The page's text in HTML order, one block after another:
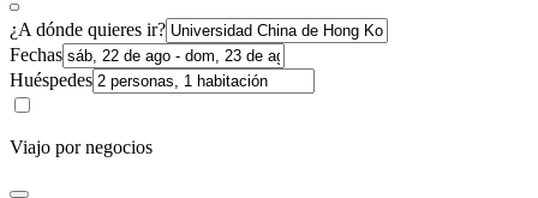
¿A dónde quieres ir?
Fechas
Huéspedes
Viajo por negocios